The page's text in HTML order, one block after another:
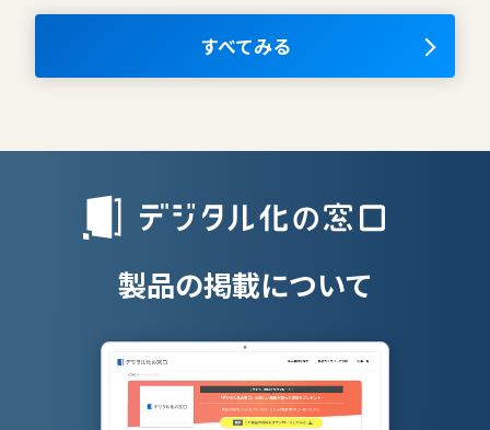
ナレッジマネジメントツール
OKRツール
授業支援シス
すべてみる
製品の掲載について